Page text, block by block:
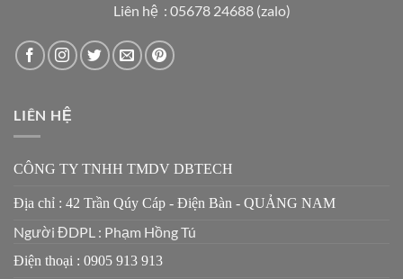
Liên hệ : 05678 24688 (zalo)
LIÊN HỆ
CÔNG TY TNHH TMDV DBTECH
Địa chỉ : 42 Trần Qúy Cáp - Điện Bàn - QUẢNG NAM
Người ĐDPL : Phạm Hồng Tú
Điện thoại : 0905 913 913